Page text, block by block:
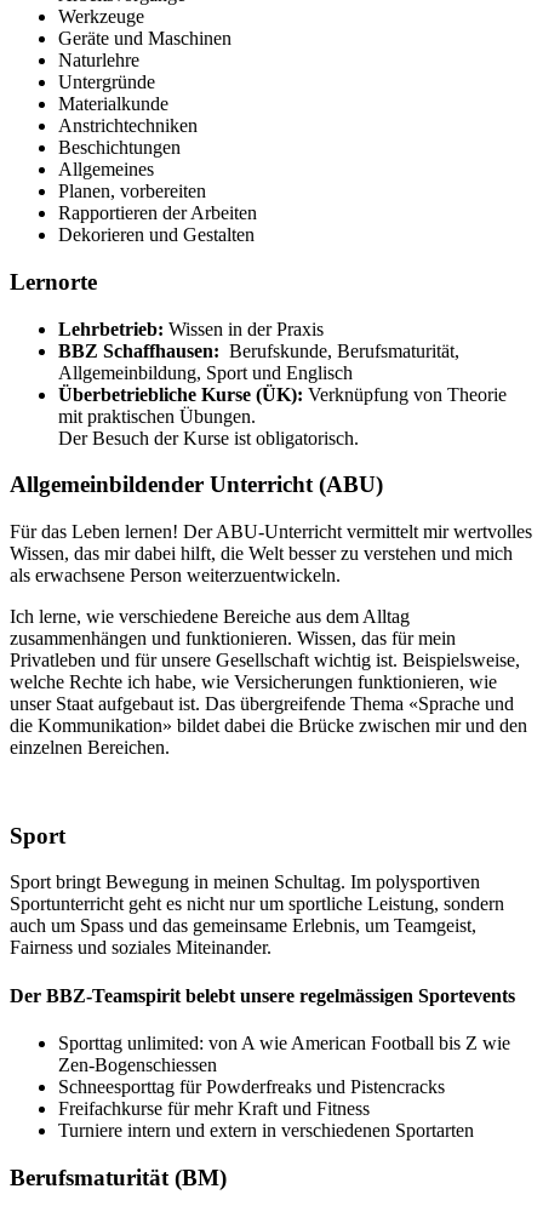
Werkzeuge
Geräte und Maschinen
Naturlehre
Untergründe
Materialkunde
Anstrichtechniken
Beschichtungen
Allgemeines
Planen, vorbereiten
Rapportieren der Arbeiten
Dekorieren und Gestalten
Lernorte
Lehrbetrieb: Wissen in der Praxis
BBZ Schaffhausen: Berufskunde, Berufsmaturität,
Allgemeinbildung, Sport und Englisch
Überbetriebliche Kurse (ÜK): Verknüpfung von Theorie
mit praktischen Übungen.
Der Besuch der Kurse ist obligatorisch.
Allgemeinbildender Unterricht (ABU)
Für das Leben lernen! Der ABU-Unterricht vermittelt mir wertvolles
Wissen, das mir dabei hilft, die Welt besser zu verstehen und mich
als erwachsene Person weiterzuentwickeln.
Ich lerne, wie verschiedene Bereiche aus dem Alltag
zusammenhängen und funktionieren. Wissen, das für mein
Privatleben und für unsere Gesellschaft wichtig ist. Beispielsweise,
welche Rechte ich habe, wie Versicherungen funktionieren, wie
unser Staat aufgebaut ist. Das übergreifende Thema «Sprache und
die Kommunikation» bildet dabei die Brücke zwischen mir und den
einzelnen Bereichen.
Sport
Sport bringt Bewegung in meinen Schultag. Im polysportiven
Sportunterricht geht es nicht nur um sportliche Leistung, sondern
auch um Spass und das gemeinsame Erlebnis, um Teamgeist,
Fairness und soziales Miteinander.
Der BBZ-Teamspirit belebt unsere regelmässigen Sportevents
Sporttag unlimited: von A wie American Football bis Z wie
Zen-Bogenschiessen
Schneesporttag für Powderfreaks und Pistencracks
Freifachkurse für mehr Kraft und Fitness
Turniere intern und extern in verschiedenen Sportarten
Berufsmaturität (BM)